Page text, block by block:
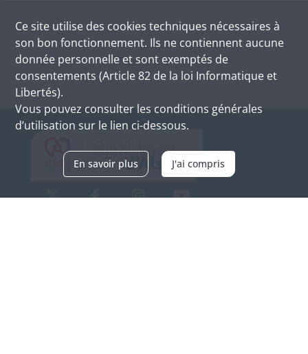
Ce site utilise des cookies techniques nécessaires à
son bon fonctionnement. Ils ne contiennent aucune
donnée personnelle et sont exemptés de
consentements (Article 82 de la loi Informatique et
Libertés).
Vous pouvez consulter les conditions générales
d’utilisation sur le lien ci-dessous.
En savoir plus J'ai compris